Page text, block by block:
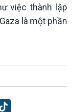
việc thành lập
là một phần